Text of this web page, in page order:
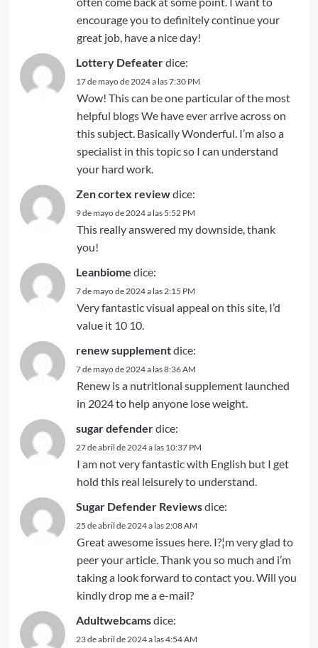
encourage you to definitely continue your
great job, have a nice day!
Lottery Defeaterdice:
17 de mayo de 2024 a las 7:30 PM
Wow! This can be one particular of the most
helpful blogs We have ever arrive across on
this subject. Basically Wonderful. I’m also a
specialist in this topic so I can understand
your hard work.
Zen cortex reviewdice:
9 de mayo de 2024 a las 5:52 PM
This really answered my downside, thank
you!
Leanbiome dice:
7 de mayo de 2024 a las 2:15 PM
Very fantastic visual appeal on this site, I’d
value it 10 10.
renew supplementdice:
7 de mayo de 2024 a las 8:36 AM
Renew is a nutritional supplement launched
in 2024 to help anyone lose weight.
sugar defenderdice:
27 de abril de 2024 a las 10:37 PM
I am not very fantastic with English but I get
hold this real leisurely to understand.
Sugar Defender Reviewsdice:
25 de abril de 2024 a las 2:08 AM
Great awesome issues here. I?¦m very glad to
peer your article. Thank you so much and i’m
taking a look forward to contact you. Will you
kindly drop me a e-mail?
Adultwebcamsdice:
23 de abril de 2024 a las 4:54 AM